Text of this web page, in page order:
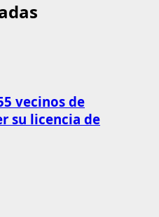
vecinos de
su licencia de